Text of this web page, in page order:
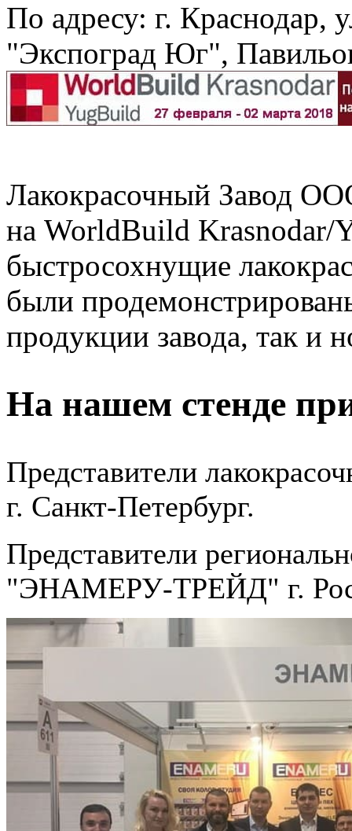
По адресу: г. Краснодар,
"Экспоград Юг",
Лакокрасочный Завод
на WorldBuild Krasnodar/
быстросохнущие
были
продукции завода, так и
На нашем стенде
Представители
г. Санкт-Петербург.
Представители
"ЭНАМЕРУ-ТРЕЙД" г.